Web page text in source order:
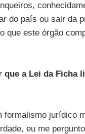
do país ou sair da
que este órgão
a Lei da Ficha
formalismo jurídico
eu me